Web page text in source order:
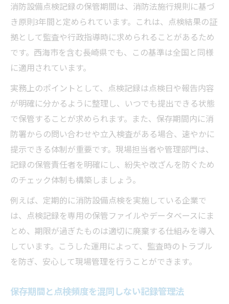
適化
記録方法で差がつく消防点検実務
実務で役立つ消防設備点検記録方法のコツ
紙と電子の消防設備点検記録管理を比較解
説
消防設備点検の記録不備を防ぐ運用の工夫
現場で実践できる消防設備点検記録の具体
例
消防設備点検記録の共有と引き継ぎのポイ
ント
点検報告書の提出先を正確に把握
消防設備点検報告書の提出先と手続き手順
提出先を間違えない消防設備点検運用の基
本
報告書提出時に確認すべき消防設備点検の
要点
び方
消防設備点検記録の保管期間は、消防法施行規則に基づ
き原則3年間と定められています。これは、点検結果の証
拠として監査や行政指導時に求められることがあるため
です。西海市を含む長崎県でも、この基準は全国と同様
に適用されています。
実務上のポイントとして、点検記録は点検日や報告内容
が明確に分かるように整理し、いつでも提出できる状態
で保管することが求められます。また、保存期間内に消
防署からの問い合わせや立入検査がある場合、速やかに
提示できる体制が重要です。現場担当者や管理部門は、
記録の保管責任者を明確にし、紛失や改ざんを防ぐため
のチェック体制も構築しましょう。
例えば、定期的に消防設備点検を実施している企業で
は、点検記録を専用の保管ファイルやデータベースにま
とめ、期限が過ぎたものは適切に廃棄する仕組みを導入
しています。こうした運用によって、監査時のトラブル
を防ぎ、安心して現場管理を行うことができます。
保存期間と点検頻度を混同しない記録管理法